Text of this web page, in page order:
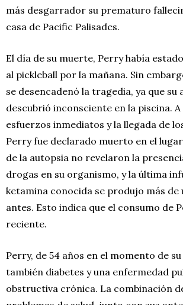
más desgarrador su prematuro
casa de Pacific Palisades.
El día de su muerte, Perry había
al pickleball por la mañana. Sin
se desencadenó la tragedia, ya que su
descubrió inconsciente en la piscina.
esfuerzos inmediatos y la llegada de
Perry fue declarado muerto en el
de la autopsia no revelaron la
drogas en su organismo, y la última
ketamina conocida se produjo más de
antes. Esto indica que el consumo de
reciente.
Perry, de 54 años en el momento de
también diabetes y una enfermedad
obstructiva crónica. La combinación